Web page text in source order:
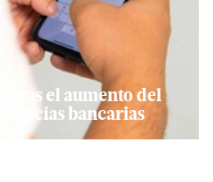
el aumento del
bancarias